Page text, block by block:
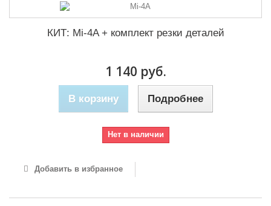
КИТ: Mi-4A + комплект резки деталей
1 140 руб.
В корзину Подробнее
Нет в наличии
Добавить в избранное